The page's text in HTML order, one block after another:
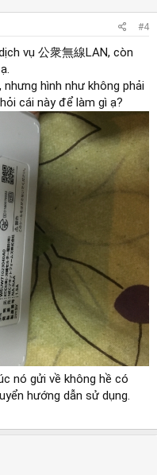
#4
vụ 公衆無線LAN, còn
hình như không phải
cái này để làm gì ạ?
nó gửi về không hề có
hướng dẫn sử dụng.